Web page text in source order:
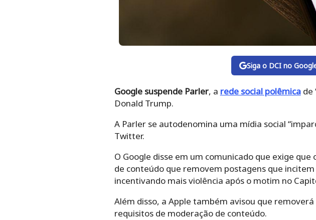
Siga o DCI no
Google suspende Parler, a rede social polêmicade
Donald Trump.
A Parler se autodenomina uma mídia social
Twitter.
O Google disse em um comunicado que exige
de conteúdo que removem postagens que
incentivando mais violência após o motim no
Além disso, a Apple também avisou que
requisitos de moderação de conteúdo.